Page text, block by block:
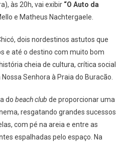
às 20h, vai exibir “O Auto da
e Matheus Nachtergaele.
dois nordestinos astutos que
e até o destino com muito bom
cheia de cultura, crítica social
Senhora à Praia do Buracão.
do beach club de proporcionar uma
resgatando grandes sucessos
com pé na areia e entre as
espalhadas pelo espaço. Na